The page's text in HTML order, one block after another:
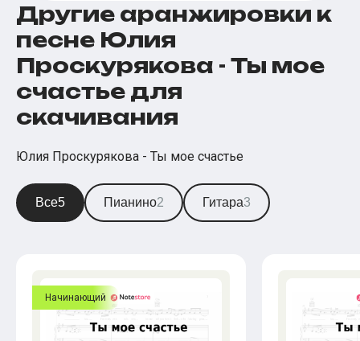
Другие аранжировки к
песне Юлия
Проскурякова - Ты мое
счастье для
скачивания
Юлия Проскурякова - Ты мое счастье
Все5 Пианино2 Гитара3
Начинающий